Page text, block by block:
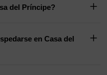
del Príncipe?
en Casa del